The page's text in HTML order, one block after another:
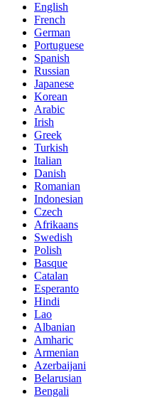
English
French
German
Portuguese
Spanish
Russian
Japanese
Korean
Arabic
Irish
Greek
Turkish
Italian
Danish
Romanian
Indonesian
Czech
Afrikaans
Swedish
Polish
Basque
Catalan
Esperanto
Hindi
Lao
Albanian
Amharic
Armenian
Azerbaijani
Belarusian
Bengali